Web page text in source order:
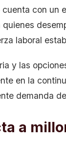
con un
laboral
y las
en la
demanda
a